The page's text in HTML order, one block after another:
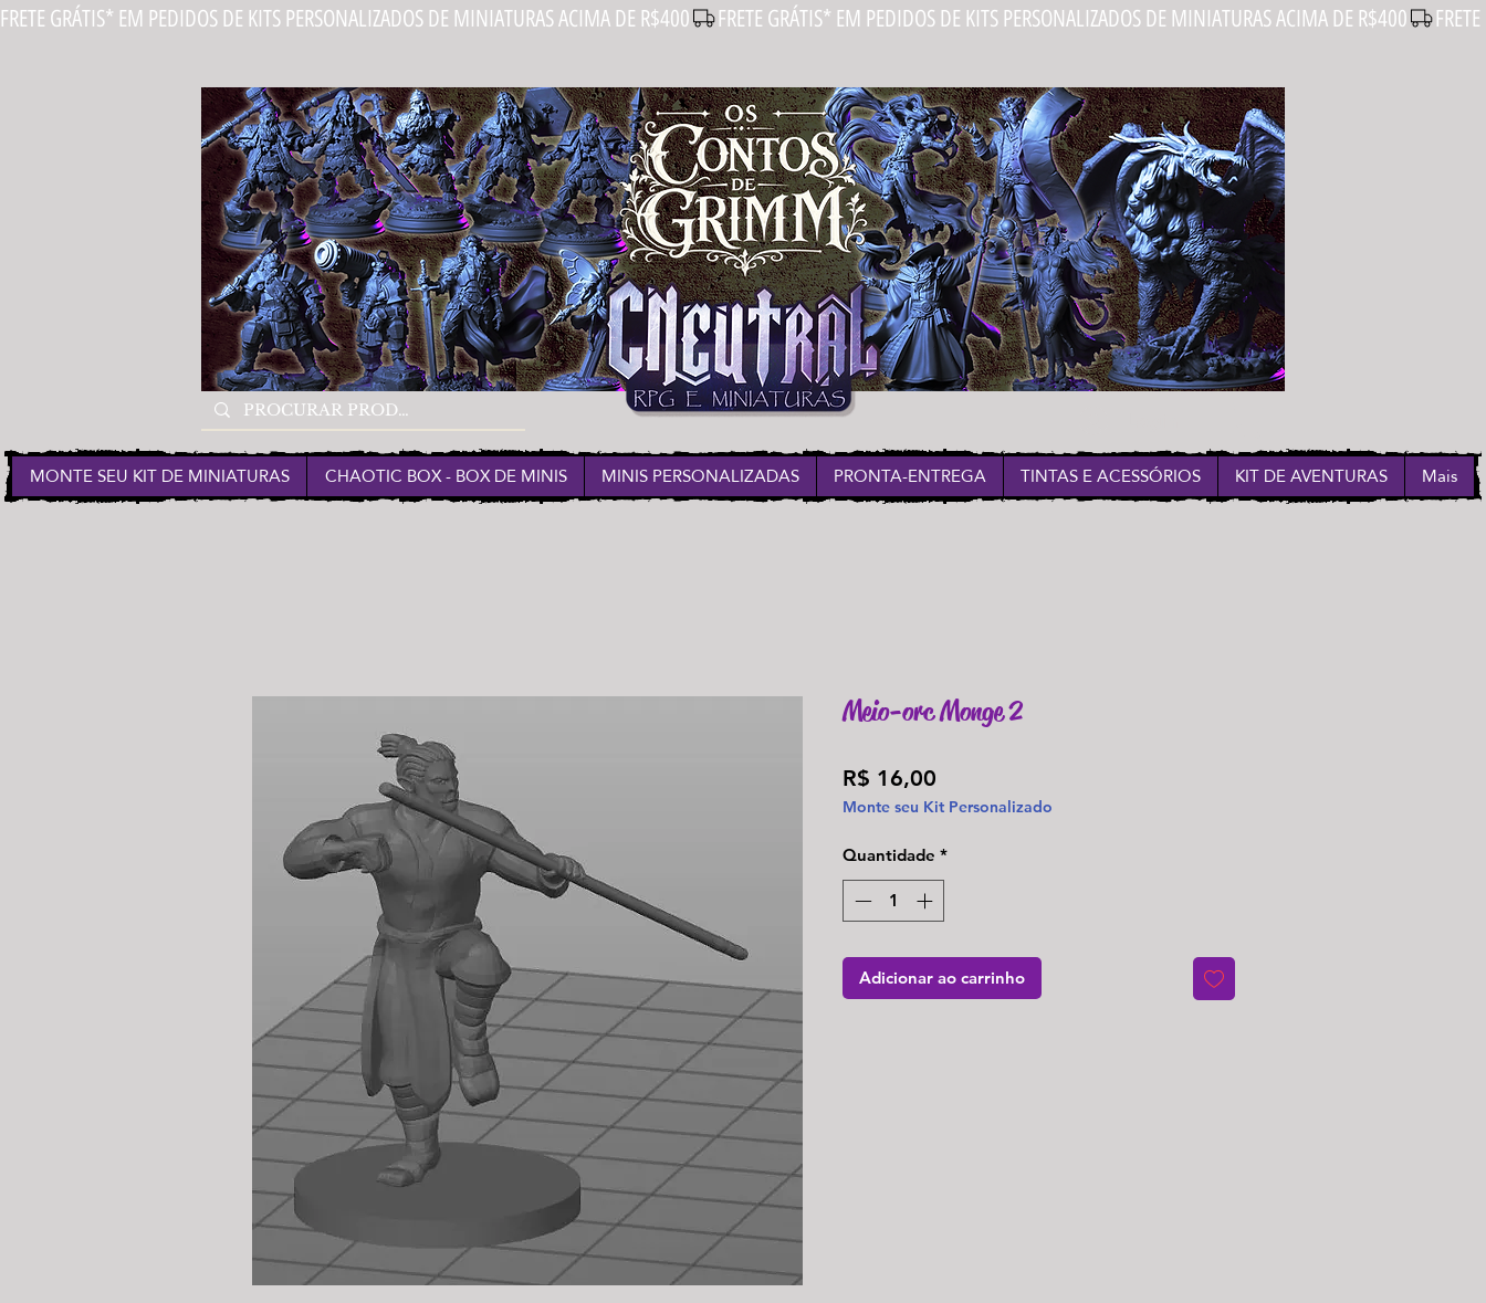
FRETE GRÁTIS* EM PEDIDOS DE KITS PERSONALIZADOS DE MINIATURAS ACIMA DE R$400
MONTE SEU KIT DE MINIATURAS CHAOTIC BOX - BOX DE MINIS MINIS PERSONALIZADAS PRONTA-ENTREGA TINTAS E ACESSÓRIOS KIT DE AVENTURAS Mais
Meio-orc Monge 2
R$ 16,00
Monte seu Kit Personalizado
Quantidade *
Adicionar ao carrinho